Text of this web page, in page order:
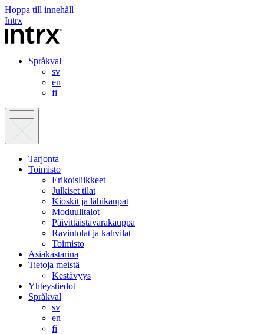
Hoppa till innehåll
Intrx
Språkval
sv
en
fi
Tarjonta
Toimisto
Erikoisliikkeet
Julkiset tilat
Kioskit ja lähikaupat
Moduulitalot
Päivittäistavarakauppa
Ravintolat ja kahvilat
Toimisto
Asiakastarina
Tietoja meistä
Kestävyys
Yhteystiedot
Språkval
sv
en
fi